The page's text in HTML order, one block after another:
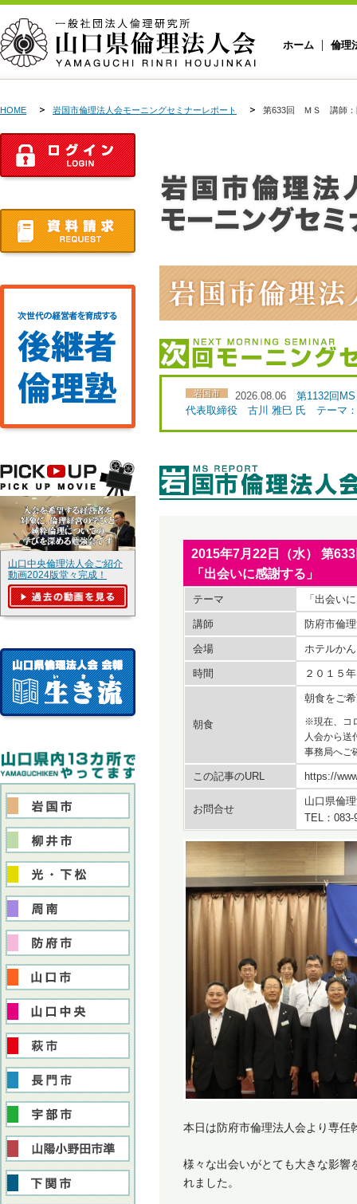
ホーム 倫理
HOME 岩国市倫理法人会モーニングセミナーレポート 第633回 ＭＳ 講師：
岩国市 2026.08.06
第1132回
代表取締役 古川 雅巳 氏 テーマ：
2015年7月22日（水） 第
「出会いに感謝する」
テーマ 「出会い
講師 防府市倫
会場 ホテルか
時間 ２０１５
朝食
朝食をご
※現在、コ
人会から送
事務局へご
この記事のURL https://
お問合せ
山口県倫
TEL：
本日は防府市倫理法人会より専任
様々な出会いがとても大きな影響
れました。
山口中央倫理法人会ご紹介
動画2024版堂々完成！